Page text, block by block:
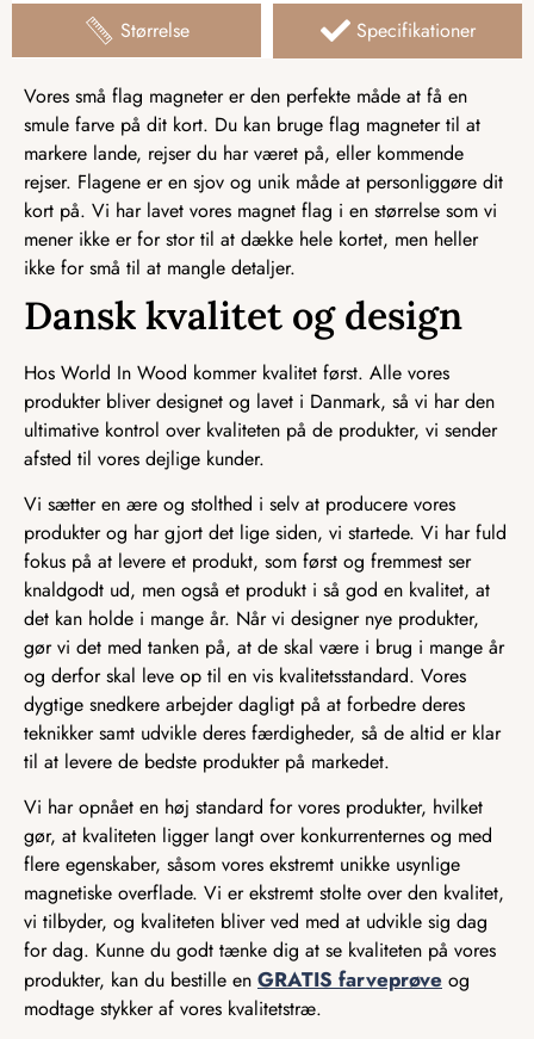
Størrelse Specifikationer
Vores små flag magneter er den perfekte måde at få en
smule farve på dit kort. Du kan bruge flag magneter til at
markere lande, rejser du har været på, eller kommende
rejser. Flagene er en sjov og unik måde at personliggøre dit
kort på. Vi har lavet vores magnet flag i en størrelse som vi
mener ikke er for stor til at dække hele kortet, men heller
ikke for små til at mangle detaljer.
Dansk kvalitet og design
Hos World In Wood kommer kvalitet først. Alle vores
produkter bliver designet og lavet i Danmark, så vi har den
ultimative kontrol over kvaliteten på de produkter, vi sender
afsted til vores dejlige kunder.
Vi sætter en ære og stolthed i selv at producere vores
produkter og har gjort det lige siden, vi startede. Vi har fuld
fokus på at levere et produkt, som først og fremmest ser
knaldgodt ud, men også et produkt i så god en kvalitet, at
det kan holde i mange år. Når vi designer nye produkter,
gør vi det med tanken på, at de skal være i brug i mange år
og derfor skal leve op til en vis kvalitetsstandard. Vores
dygtige snedkere arbejder dagligt på at forbedre deres
teknikker samt udvikle deres færdigheder, så de altid er klar
til at levere de bedste produkter på markedet.
Vi har opnået en høj standard for vores produkter, hvilket
gør, at kvaliteten ligger langt over konkurrenternes og med
flere egenskaber, såsom vores ekstremt unikke usynlige
magnetiske overflade. Vi er ekstremt stolte over den kvalitet,
vi tilbyder, og kvaliteten bliver ved med at udvikle sig dag
for dag. Kunne du godt tænke dig at se kvaliteten på vores
produkter, kan du bestille en GRATIS farveprøve og
modtage stykker af vores kvalitetstræ.